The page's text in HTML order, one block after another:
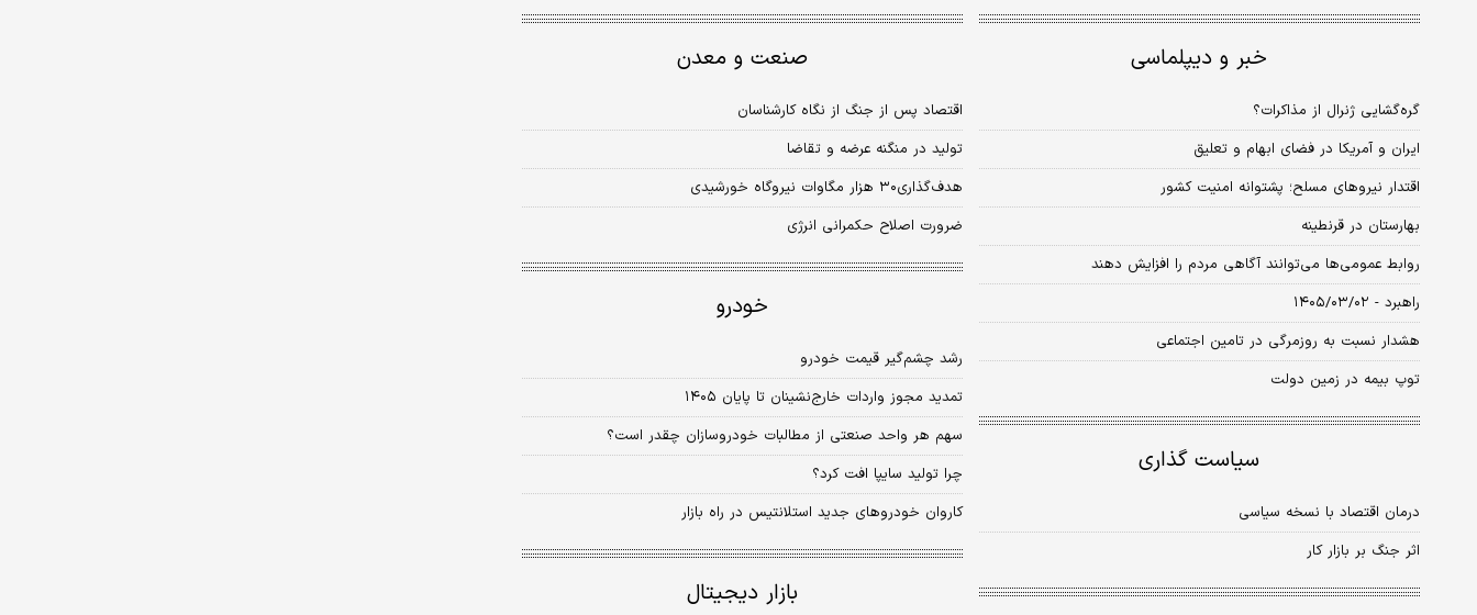
خبر و دیپلماسی
گره‌گشایی ژنرال از مذاکرات؟
ایران و آمریکا در فضای ابهام و تعلیق
اقتدار نیروهای مسلح؛ پشتوانه امنیت کشور
بهارستان در قرنطینه
روابط عمومی‌ها می‌توانند آگاهی مردم را افزایش دهند
راهبرد - ۱۴۰۵/۰۳/۰۲
هشدار نسبت به روزمرگی در تامین اجتماعی
توپ بیمه در زمین دولت
سیاست گذاری
درمان اقتصاد با نسخه سیاسی
اثر جنگ بر بازار کار
صنعت و معدن
اقتصاد پس ‌از جنگ از نگاه کارشناسان
تولید در منگنه عرضه و تقاضا
هدف‌گذاری۳۰ هزار مگاوات نیروگاه خورشیدی
ضرورت اصلاح حکمرانی انرژی
خودرو
رشد چشم‌گیر قیمت خودرو
تمدید مجوز واردات خارج‌نشینان تا پایان ۱۴۰۵
سهم هر واحد صنعتی از مطالبات خودروسازان چقدر است؟
چرا تولید سایپا افت کرد؟
کاروان خودروهای جدید استلانتیس در راه بازار
بازار دیجیتال